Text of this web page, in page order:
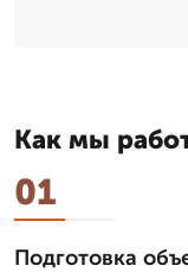
Как мы
01
Подготовка